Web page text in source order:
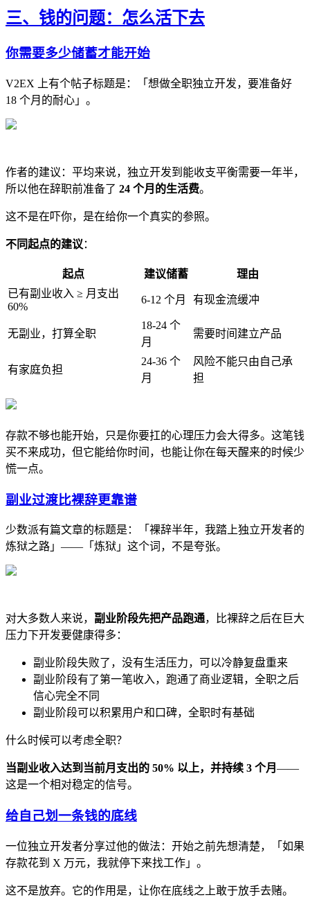
三、钱的问题：怎么活下去
你需要多少储蓄才能开始
V2EX 上有个帖子标题是：「想做全职独立开发，要准备好
18 个月的耐心」。
作者的建议：平均来说，独立开发到能收支平衡需要一年半，
所以他在辞职前准备了 24 个月的生活费。
这不是在吓你，是在给你一个真实的参照。
不同起点的建议 ：
起点 建议储蓄
理由
已有副业收入 ≥ 月支出
60%
6-12 个月 有现金流缓冲
无副业，打算全职
18-24 个
月
需要时间建立产品
有家庭负担
24-36 个
月
风险不能只由自己承
担
存款不够也能开始，只是你要扛的心理压力会大得多。这笔钱
买不来成功，但它能给你时间，也能让你在每天醒来的时候少
慌一点。
副业过渡比裸辞更靠谱
少数派有篇文章的标题是：「裸辞半年，我踏上独立开发者的
炼狱之路」——「炼狱」这个词，不是夸张。
对大多数人来说， 副业阶段先把产品跑通，比裸辞之后在巨大
压力下开发要健康得多：
副业阶段失败了，没有生活压力，可以冷静复盘重来
副业阶段有了第一笔收入，跑通了商业逻辑，全职之后
信心完全不同
副业阶段可以积累用户和口碑，全职时有基础
什么时候可以考虑全职？
当副业收入达到当前月支出的 50% 以上，并持续 3 个月 ——
这是一个相对稳定的信号。
给自己划一条钱的底线
一位独立开发者分享过他的做法：开始之前先想清楚，「如果
存款花到 X 万元，我就停下来找工作」。
这不是放弃。它的作用是，让你在底线之上敢于放手去赌。